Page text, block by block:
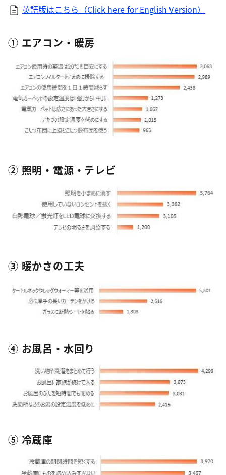
英語版はこちら（Click here for English Version）
① エアコン・暖房
② 照明・電源・テレビ
③ 暖かさの工夫
④ お風呂・水回り
⑤ 冷蔵庫